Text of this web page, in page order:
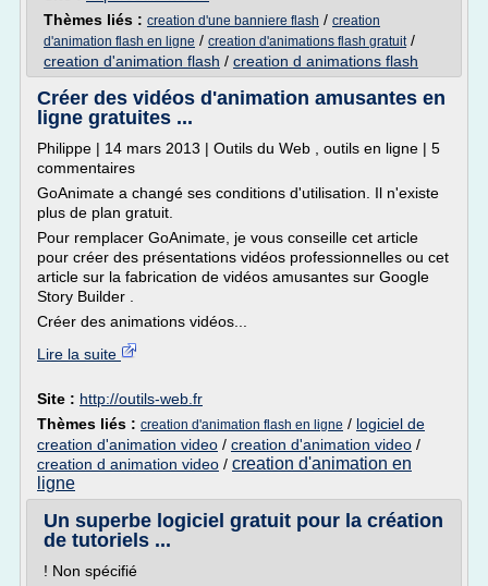
Thèmes liés : creation d'une banniere flash / creation
d'animation flash en ligne / creation d'animations flash gratuit/
creation d'animation flash / creation d animations flash
Créer des vidéos d'animation amusantes en
ligne gratuites ...
Philippe | 14 mars 2013 | Outils du Web , outils en ligne | 5
commentaires
GoAnimate a changé ses conditions d'utilisation. Il n'existe
plus de plan gratuit.
Pour remplacer GoAnimate, je vous conseille cet article
pour créer des présentations vidéos professionnelles ou cet
article sur la fabrication de vidéos amusantes sur Google
Story Builder .
Créer des animations vidéos...
Lire la suite
Site : http://outils-web.fr
Thèmes liés : creation d'animation flash en ligne / logiciel de
creation d'animation video / creation d'animation video /
creation d animation video / creation d'animation en
ligne
Un superbe logiciel gratuit pour la création
de tutoriels ...
! Non spécifié